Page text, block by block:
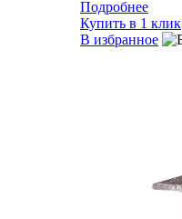
Подробнее
Купить в 1 клик
В избранное